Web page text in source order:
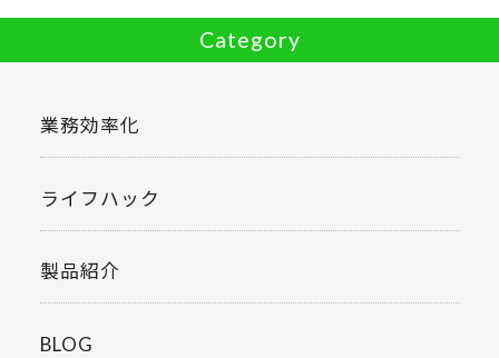
Category
業務効率化
ライフハック
製品紹介
BLOG